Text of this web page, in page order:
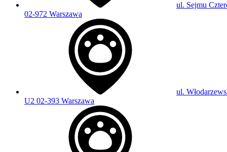
ul. Sejmu
02-972 Warszawa
ul.
U2 02-393 Warszawa